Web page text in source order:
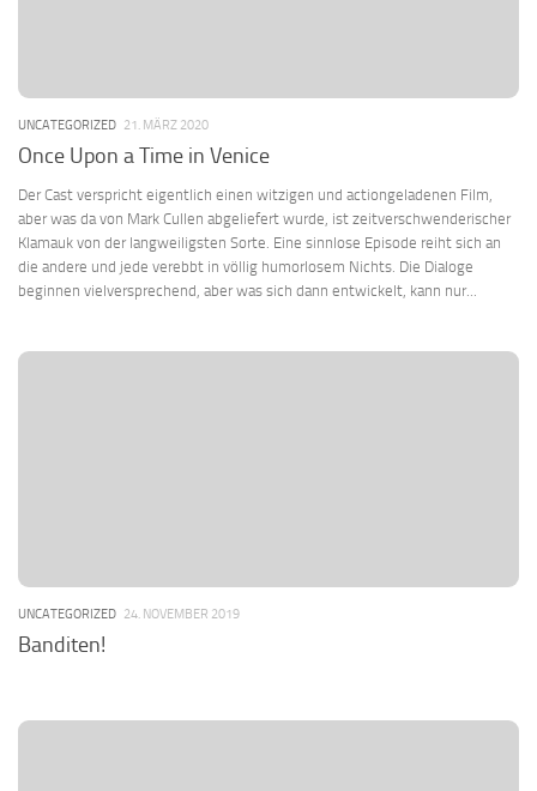
UNCATEGORIZED 21. MÄRZ 2020
Once Upon a Time in Venice
Der Cast verspricht eigentlich einen witzigen und actiongeladenen Film,
aber was da von Mark Cullen abgeliefert wurde, ist zeitverschwenderischer
Klamauk von der langweiligsten Sorte. Eine sinnlose Episode reiht sich an
die andere und jede verebbt in völlig humorlosem Nichts. Die Dialoge
beginnen vielversprechend, aber was sich dann entwickelt, kann nur...
UNCATEGORIZED 24. NOVEMBER 2019
Banditen!